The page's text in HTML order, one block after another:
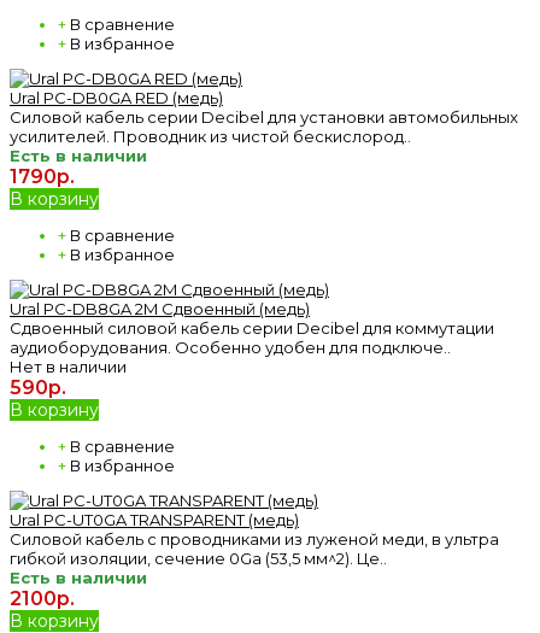
+ В сравнение
+ В избранное
Ural PC-DB0GA RED (медь)
Cиловой кабель серии Decibel для установки автомобильных
усилителей. Проводник из чистой бескислород..
Есть в наличии
1790р.
В корзину
+ В сравнение
+ В избранное
Ural PC-DB8GA 2M Сдвоенный (медь)
Сдвоенный силовой кабель серии Decibel для коммутации
аудиоборудования. Особенно удобен для подключе..
Нет в наличии
590р.
В корзину
+ В сравнение
+ В избранное
Ural PC-UT0GA TRANSPARENT (медь)
Силовой кабель с проводниками из луженой меди, в ультра
гибкой изоляции, сечение 0Ga (53,5 мм^2). Це..
Есть в наличии
2100р.
В корзину